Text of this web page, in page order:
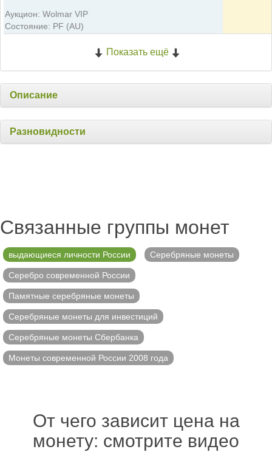
Аукцион: Wolmar VIP
Состояние: PF (AU)
Показать ещё
Описание
Разновидности
Связанные группы монет
выдающиеся личности России Серебряные монеты
Серебро современной России
Памятные серебряные монеты
Серебряные монеты для инвестиций
Серебряные монеты Сбербанка
Монеты современной России 2008 года
От чего зависит цена на
монету: смотрите видео